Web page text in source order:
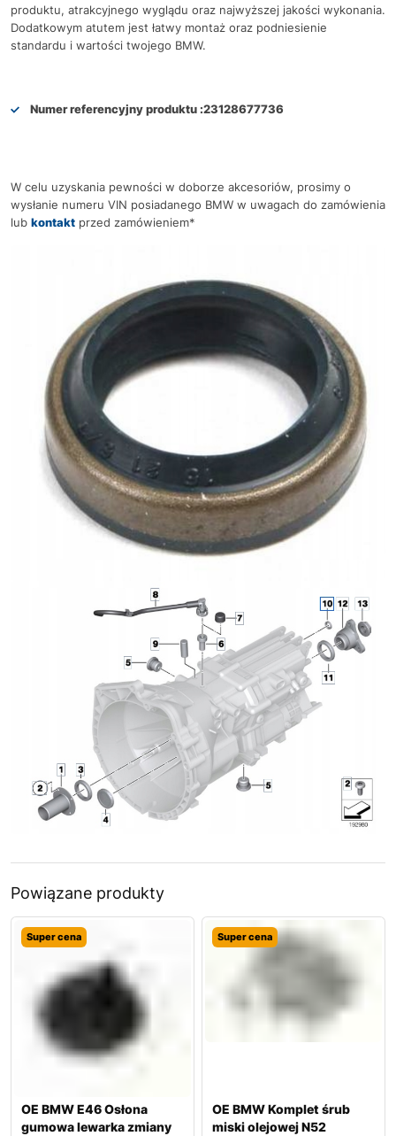
produktu, atrakcyjnego wyglądu oraz najwyższej jakości wykonania.
Dodatkowym atutem jest łatwy montaż oraz podniesienie
standardu i wartości twojego BMW.
Numer referencyjny produktu :23128677736
W celu uzyskania pewności w doborze akcesoriów, prosimy o
wysłanie numeru VIN posiadanego BMW w uwagach do zamówienia
lub kontakt przed zamówieniem*
Powiązane produkty
Super cena
OE BMW E46 Osłona
gumowa lewarka zmiany
Super cena
OE BMW Komplet śrub
miski olejowej N52